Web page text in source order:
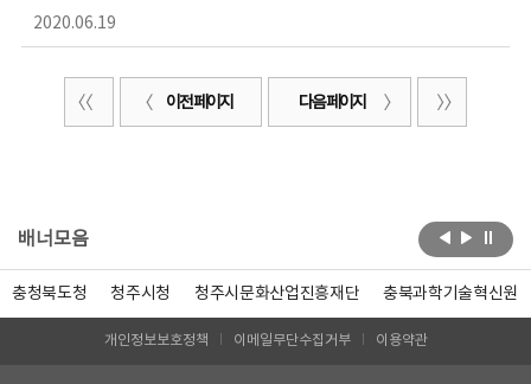
2020.06.19
이전 페이지 다음 페이지
배너모음
충청북도청 청주시청 청주시문화산업진흥재단 충북과학기술혁신원
개인정보보호정책 이메일무단수집거부 이용약관